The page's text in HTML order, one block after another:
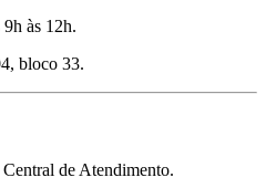
às 12h.
bloco 33.
de Atendimento.